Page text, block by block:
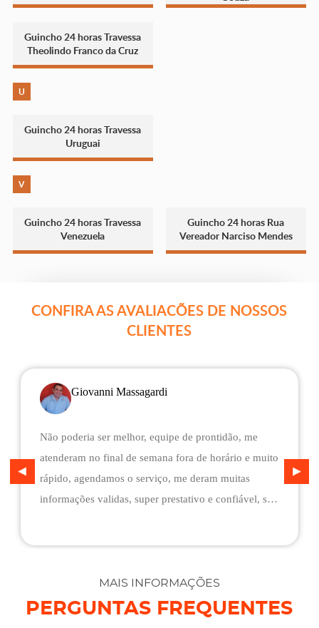
Guincho 24 horas Travessa
Theolindo Franco da Cruz
U
Guincho 24 horas Travessa
Uruguai
V
Guincho 24 horas Travessa
Venezuela
Guincho 24 horas Rua
Vereador Narciso Mendes
CONFIRA AS AVALIACÕES DE NOSSOS
CLIENTES
Giovanni Massagardi
Não poderia ser melhor, equipe de prontidão, me
atenderam no final de semana fora de horário e muito
rápido, agendamos o serviço, me deram muitas
informações validas, super prestativo e confiável, são
desviaram para uma oficina mais próximo, sem
qualquer custo na maior boa vontade.
MAIS INFORMAÇÕES
PERGUNTAS FREQUENTES